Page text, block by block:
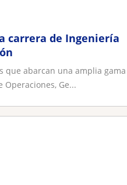
carrera de Ingeniería
que abarcan una amplia
Operaciones, Ge...